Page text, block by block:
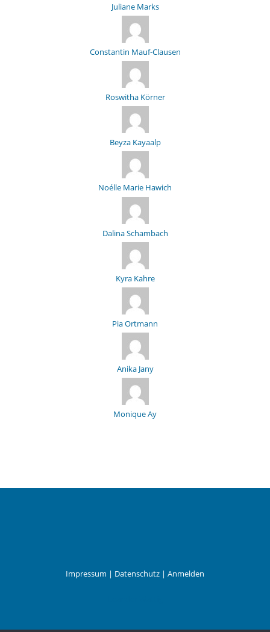
Juliane Marks
Constantin Mauf-Clausen
Roswitha Körner
Beyza Kayaalp
Noélle Marie Hawich
Dalina Schambach
Kyra Kahre
Pia Ortmann
Anika Jany
Monique Ay
Impressum | Datenschutz | Anmelden